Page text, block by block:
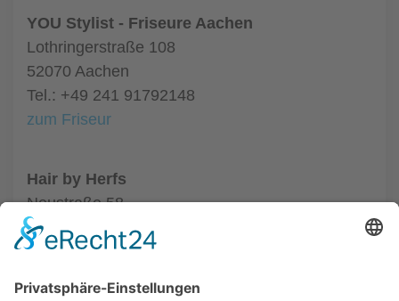
YOU Stylist - Friseure Aachen
Lothringerstraße 108
52070 Aachen
Tel.: +49 241 91792148
zum Friseur
Hair by Herfs
Neustraße 58
52066 Aachen
Tel.: +49 241 63342